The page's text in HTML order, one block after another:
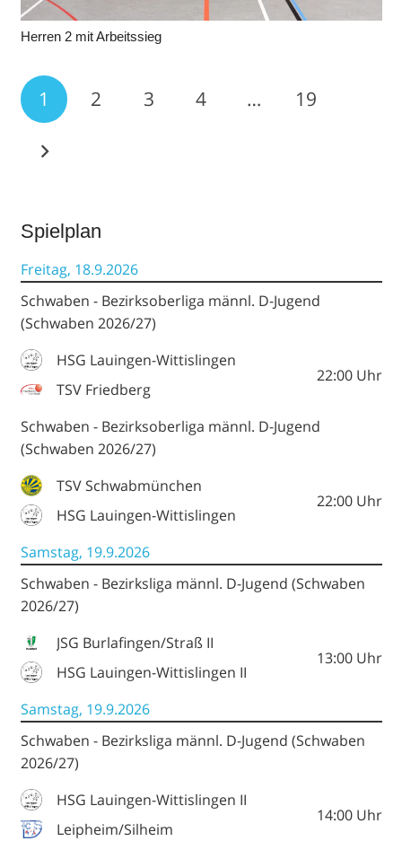
Herren 2 mit Arbeitssieg
1 2 3 4 … 19
Spielplan
Freitag, 18.9.2026
Schwaben - Bezirksoberliga männl. D-Jugend
(Schwaben 2026/27)
HSG Lauingen-Wittislingen
TSV Friedberg
22:00Uhr
Schwaben - Bezirksoberliga männl. D-Jugend
(Schwaben 2026/27)
TSV Schwabmünchen
HSG Lauingen-Wittislingen
22:00Uhr
Samstag, 19.9.2026
Schwaben - Bezirksliga männl. D-Jugend (Schwaben
2026/27)
JSG Burlafingen/Straß II
HSG Lauingen-Wittislingen II
13:00Uhr
Samstag, 19.9.2026
Schwaben - Bezirksliga männl. D-Jugend (Schwaben
2026/27)
HSG Lauingen-Wittislingen II
Leipheim/Silheim
14:00Uhr